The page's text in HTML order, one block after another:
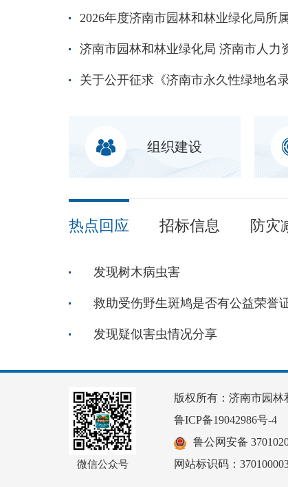
组织建设
热点回应 招标信息 防灾
发现树木病虫害
救助受伤野生斑鸠是否有公益荣誉
发现疑似害虫情况分享
微信公众号
版权所有：济南市园林
鲁ICP备19042986号-4
鲁公网安备
网站标识码：